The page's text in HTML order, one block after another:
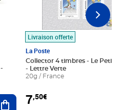
Ajouter au panier
Livraison offerte
La Poste
Collector 4 timbres - Le Petit
- Lettre Verte
20g / France
7,50€